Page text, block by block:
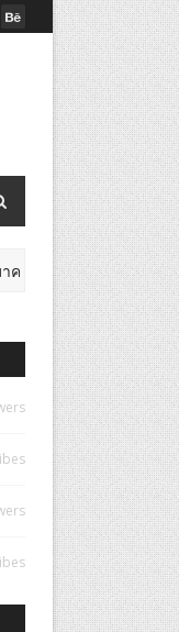
เปิดเวทีแจ้งเกิดนักกา